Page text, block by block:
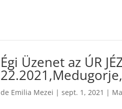
Égi Üzenet az ÚR
de Emilia Mezei |sept. 1, 2021 |